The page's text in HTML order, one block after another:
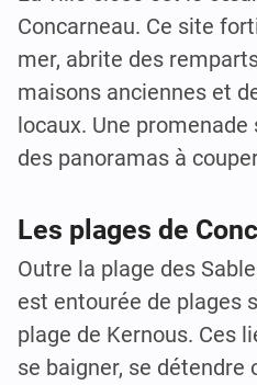
Concarneau. Ce site
mer, abrite des
maisons anciennes et
locaux. Une
des panoramas à
Les plages de
Outre la plage des
est entourée de plages
plage de Kernous. Ces
se baigner, se détendre